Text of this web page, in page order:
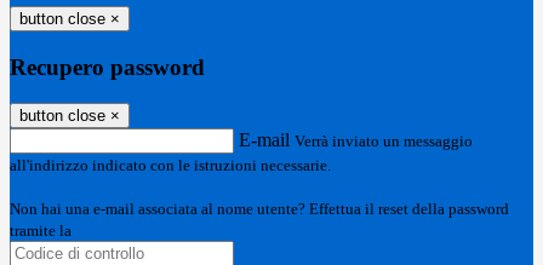
button close ×
Recupero password
button close ×
E-mail Verrà inviato un messaggio
all'indirizzo indicato con le istruzioni necessarie.
Non hai una e-mail associata al nome utente? Effettua il reset della password
tramite la